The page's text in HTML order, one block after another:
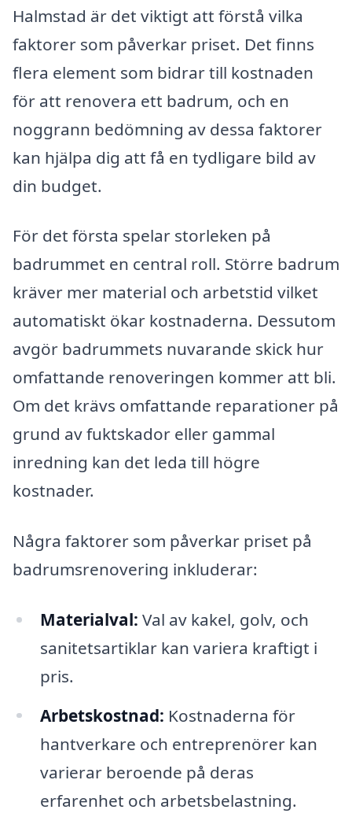
Halmstad är det viktigt att förstå vilka
faktorer som påverkar priset. Det finns
flera element som bidrar till kostnaden
för att renovera ett badrum, och en
noggrann bedömning av dessa faktorer
kan hjälpa dig att få en tydligare bild av
din budget.
För det första spelar storleken på
badrummet en central roll. Större badrum
kräver mer material och arbetstid vilket
automatiskt ökar kostnaderna. Dessutom
avgör badrummets nuvarande skick hur
omfattande renoveringen kommer att bli.
Om det krävs omfattande reparationer på
grund av fuktskador eller gammal
inredning kan det leda till högre
kostnader.
Några faktorer som påverkar priset på
badrumsrenovering inkluderar:
Materialval: Val av kakel, golv, och
sanitetsartiklar kan variera kraftigt i
pris.
Arbetskostnad: Kostnaderna för
hantverkare och entreprenörer kan
varierar beroende på deras
erfarenhet och arbetsbelastning.